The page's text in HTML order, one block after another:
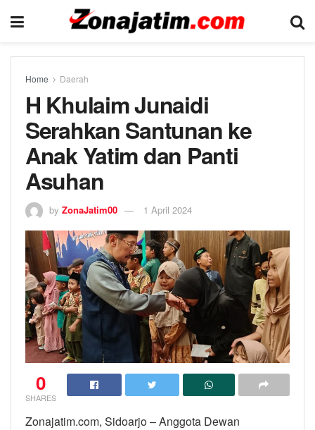
Home Daerah
H Khulaim Junaidi
Serahkan Santunan ke
Anak Yatim dan Panti
Asuhan
by ZonaJatim00 1 April 2024
0
SHARES
Zonajatim.com, Sidoarjo – Anggota Dewan